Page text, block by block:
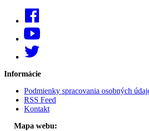
Informácie
Podmienky spracovania osobných
RSS Feed
Kontakt
Mapa webu: